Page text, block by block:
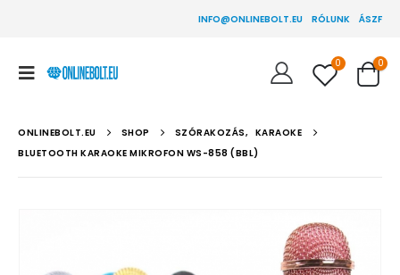
INFO@ONLINEBOLT.EU RÓLUNK ÁSZF
0 0
ONLINEBOLT.EU SHOP SZÓRAKOZÁS, KARAOKE
BLUETOOTH KARAOKE MIKROFON WS-858 (BBL)